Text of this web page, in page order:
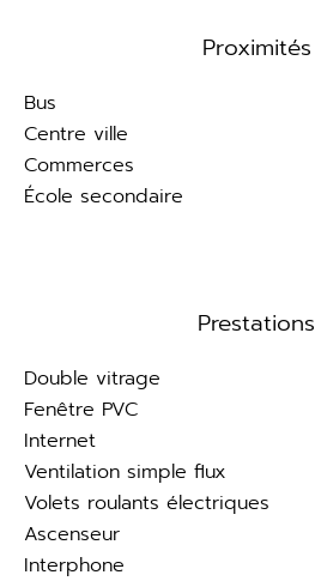
Proximités
Bus
Centre ville
Commerces
École secondaire
Prestations
Double vitrage
Fenêtre PVC
Internet
Ventilation simple flux
Volets roulants électriques
Ascenseur
Interphone